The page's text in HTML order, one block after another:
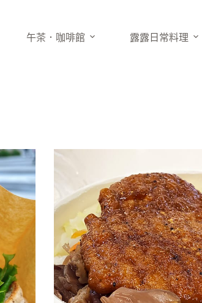
午茶．咖啡館 露露日常料理